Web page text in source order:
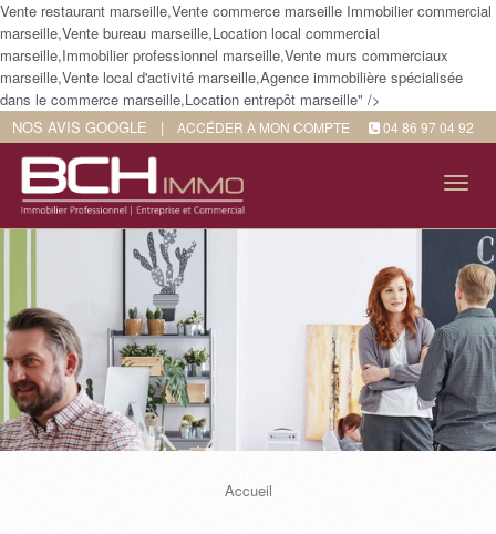
Vente restaurant marseille,Vente commerce marseille Immobilier commercial
marseille,Vente bureau marseille,Location local commercial
marseille,Immobilier professionnel marseille,Vente murs commerciaux
marseille,Vente local d'activité marseille,Agence immobilière spécialisée
dans le commerce marseille,Location entrepôt marseille" />
NOS AVIS GOOGLE
| ACCÉDER À MON COMPTE 04 86 97 04 92
Accueil